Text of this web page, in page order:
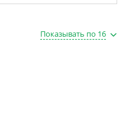
Показывать по 16